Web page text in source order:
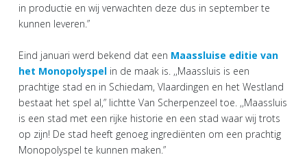
in productie en wij verwachten deze dus in september te
kunnen leveren.”
Eind januari werd bekend dat een Maassluise editie van
het Monopolyspel in de maak is. ,,Maassluis is een
prachtige stad en in Schiedam, Vlaardingen en het Westland
bestaat het spel al,” lichtte Van Scherpenzeel toe. ,,Maassluis
is een stad met een rijke historie en een stad waar wij trots
op zijn! De stad heeft genoeg ingrediënten om een prachtig
Monopolyspel te kunnen maken.”